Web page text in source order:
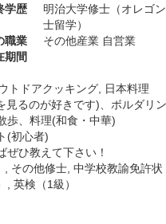
学歴
明治大学修士（オレゴ
士留学）
職業
その他産業 自営業
期間
トドアクッキング, 日本料理
見るのが好きです)、ボルダリ
歩、料理(和食・中華)
(初心者)
ぜひ教えて下さい！
その他修士, 中学校教諭免許
英検（1級）